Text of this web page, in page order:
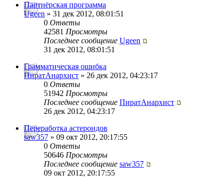
Партнёрская программа
Ugeen » 31 дек 2012, 08:01:51
0 Ответы
42581 Просмотры
Последнее сообщение Ugeen
31 дек 2012, 08:01:51
Грамматическая ошибка
ПиратАнархист » 26 дек 2012, 04:23:17
0 Ответы
51942 Просмотры
Последнее сообщение ПиратАнархист
26 дек 2012, 04:23:17
Переработка астероидов
saw357 » 09 окт 2012, 20:17:55
0 Ответы
50646 Просмотры
Последнее сообщение saw357
09 окт 2012, 20:17:55